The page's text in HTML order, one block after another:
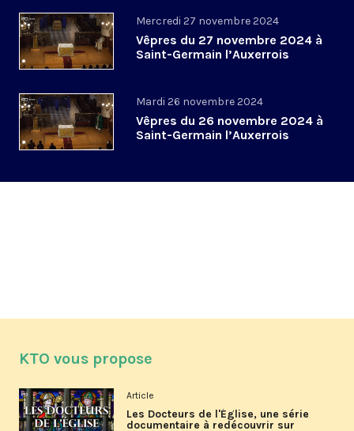
Mercredi 27 novembre 2024
Vêpres du 27 novembre 2024 à
Saint-Germain l’Auxerrois
Mardi 26 novembre 2024
Vêpres du 26 novembre 2024 à
Saint-Germain l’Auxerrois
KTO vous propose
Article
Les Docteurs de l'Église, une série
documentaire à redécouvrir sur